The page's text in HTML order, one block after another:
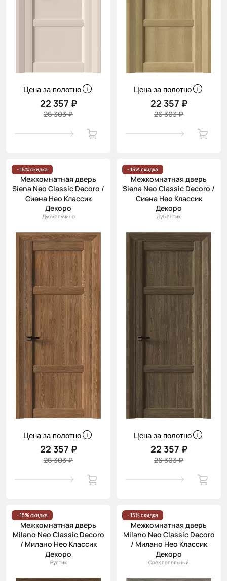
Цена за полотно
22 357 ₽
26 303 ₽
Цена за полотно
22 357 ₽
26 303 ₽
- 15% скидка
Межкомнатная дверь
Siena Neo Classic Decoro /
Сиена Нео Классик
Декоро
Дуб капучино
Цена за полотно
22 357 ₽
26 303 ₽
- 15% скидка
Межкомнатная дверь
Siena Neo Classic Decoro /
Сиена Нео Классик
Декоро
Дуб антик
Цена за полотно
22 357 ₽
26 303 ₽
- 15% скидка
Межкомнатная дверь
Milano Neo Classic Decoro
/ Милано Нео Классик
Декоро
Рустик
- 15% скидка
Межкомнатная дверь
Milano Neo Classic Decoro
/ Милано Нео Классик
Декоро
Орех пепельный